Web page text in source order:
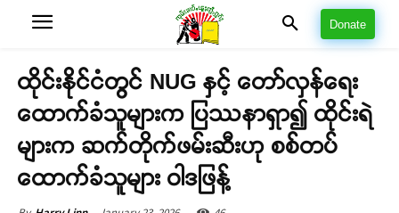
Donate
ထိုင်းနိုင်ငံတွင် NUG နှင့် တော်လှန်ရေး
ထောက်ခံသူများက ပြဿနာရှာ၍ ထိုင်းရဲ
များက ဆက်တိုက်ဖမ်းဆီးဟု စစ်တပ်
ထောက်ခံသူများ ဝါဒဖြန့်